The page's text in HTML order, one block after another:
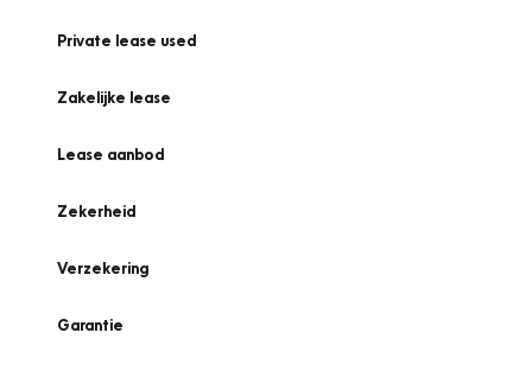
Private lease used
Zakelijke lease
Lease aanbod
Zekerheid
Verzekering
Garantie